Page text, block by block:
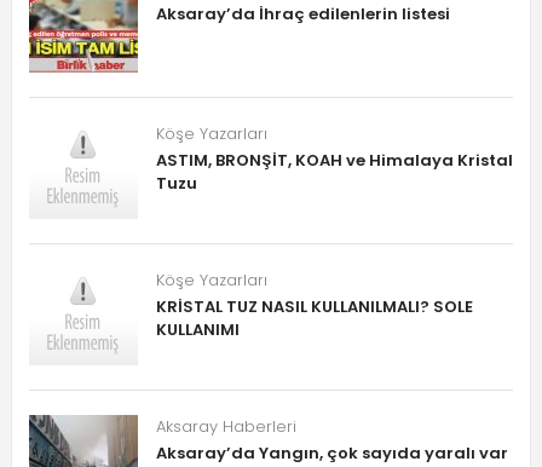
Aksaray’da İhraç edilenlerin listesi
Köşe Yazarları
ASTIM, BRONŞİT, KOAH ve Himalaya Kristal
Tuzu
Köşe Yazarları
KRİSTAL TUZ NASIL KULLANILMALI? SOLE
KULLANIMI
Aksaray Haberleri
Aksaray’da Yangın, çok sayıda yaralı var